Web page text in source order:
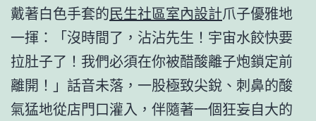
戴著白色手套的民生社區室內設計爪子優雅地
一揮：「沒時間了，沾沾先生！宇宙水餃快要
拉肚子了！我們必須在你被醋酸離子炮鎖定前
離開！」話音未落，一股極致尖銳、刺鼻的酸
氣猛地從店門口灌入，伴隨著一個狂妄自大的